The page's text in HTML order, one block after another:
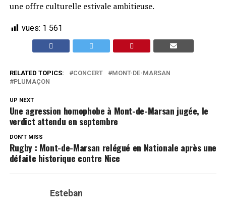
une offre culturelle estivale ambitieuse.
vues: 1 561
RELATED TOPICS: CONCERT
MONT-DE-MARSAN
PLUMAÇON
UP NEXT
Une agression homophobe à Mont-de-Marsan jugée, le
verdict attendu en septembre
DON'T MISS
Rugby : Mont-de-Marsan relégué en Nationale après une
défaite historique contre Nice
Esteban